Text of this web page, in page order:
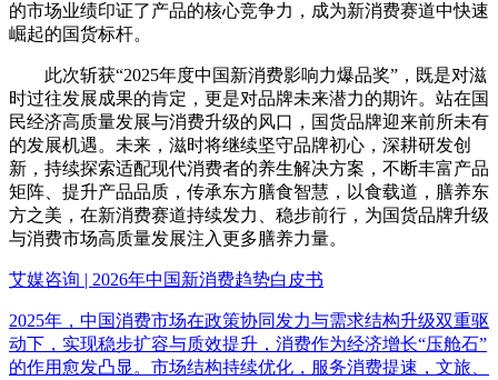
的市场业绩印证了产品的核心竞争力，成为新消费赛道中快速
崛起的国货标杆。
此次斩获“2025年度中国新消费影响力爆品奖”，既是对滋
时过往发展成果的肯定，更是对品牌未来潜力的期许。站在国
民经济高质量发展与消费升级的风口，国货品牌迎来前所未有
的发展机遇。未来，滋时将继续坚守品牌初心，深耕研发创
新，持续探索适配现代消费者的养生解决方案，不断丰富产品
矩阵、提升产品品质，传承东方膳食智慧，以食载道，膳养东
方之美，在新消费赛道持续发力、稳步前行，为国货品牌升级
与消费市场高质量发展注入更多膳养力量。
艾媒咨询 | 2026年中国新消费趋势白皮书
2025年，中国消费市场在政策协同发力与需求结构升级双重驱
动下，实现稳步扩容与质效提升，消费作为经济增长“压舱石”
的作用愈发凸显。市场结构持续优化，服务消费提速，文旅、